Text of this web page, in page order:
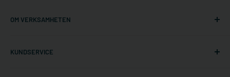
OM VERKSAMHETEN
Gräshoppsvägen 7 B (kontor/ej lager)
KUNDSERVICE